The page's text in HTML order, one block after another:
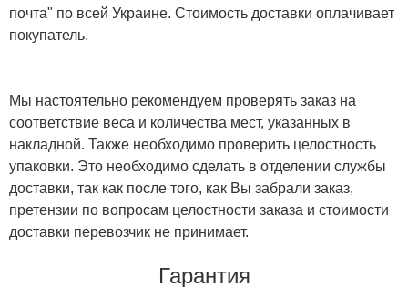
почта" по всей Украине. Стоимость доставки оплачивает
покупатель.
Мы настоятельно рекомендуем проверять заказ на
соответствие веса и количества мест, указанных в
накладной. Также необходимо проверить целостность
упаковки. Это необходимо сделать в отделении службы
доставки, так как после того, как Вы забрали заказ,
претензии по вопросам целостности заказа и стоимости
доставки перевозчик не принимает.
Гарантия